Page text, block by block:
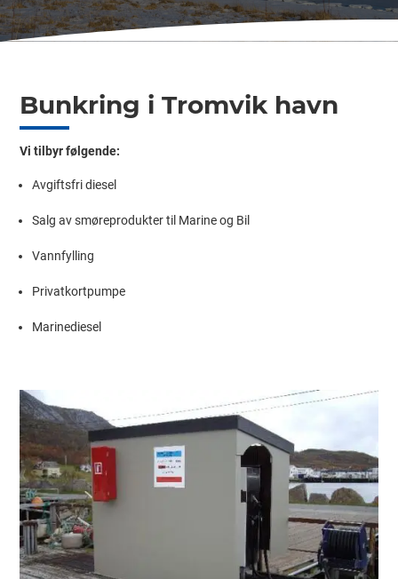
Bunkring i Tromvik havn
Vi tilbyr følgende:
Avgiftsfri diesel
Salg av smøreprodukter til Marine og Bil
Vannfylling
Privatkortpumpe
Marinediesel